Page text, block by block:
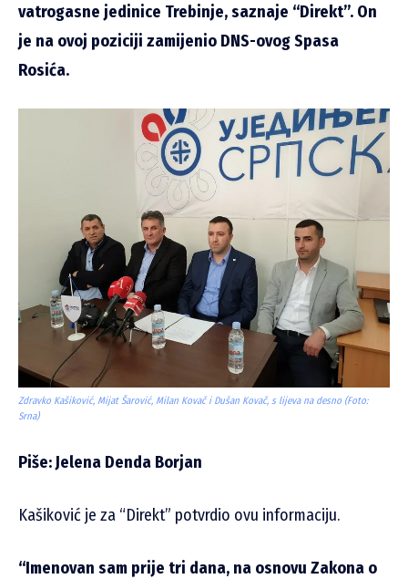
vatrogasne jedinice Trebinje, saznaje “Direkt”. On
je na ovoj poziciji zamijenio DNS-ovog Spasa
Rosića.
Zdravko Kašiković, Mijat Šarović, Milan Kovač i Dušan Kovač, s lijeva na desno (Foto:
Srna)
Piše: Jelena Denda Borjan
Kašiković je za “Direkt” potvrdio ovu informaciju.
“Imenovan sam prije tri dana, na osnovu Zakona o